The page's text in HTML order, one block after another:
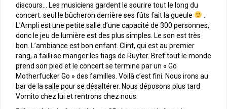
discours… Les musiciens gardent le sourire tout le long du
concert. seul le bûcheron derrière ses fûts fait la gueule
L’Ampli est une petite salle d’une capacité de 300 personnes,
donc le jeu de lumière est des plus simples. Le son est très
bon. L’ambiance est bon enfant. Clint, qui est au premier
rang, a failli se manger les tiags de Ruyter. Bref tout le monde
prend son pied et le concert se termine par un « Go
Motherfucker Go » des familles. Voilà c’est fini. Nous irons au
bar de la salle pour se désaltérer. Nous déposons plus tard
Vomito chez lui et rentrons chez nous.